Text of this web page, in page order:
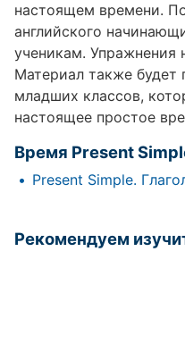
настоящем времени.
английского
ученикам. Упражнения
Материал также будет
младших классов,
настоящее простое
Время Present
Present Simple.
Рекомендуем